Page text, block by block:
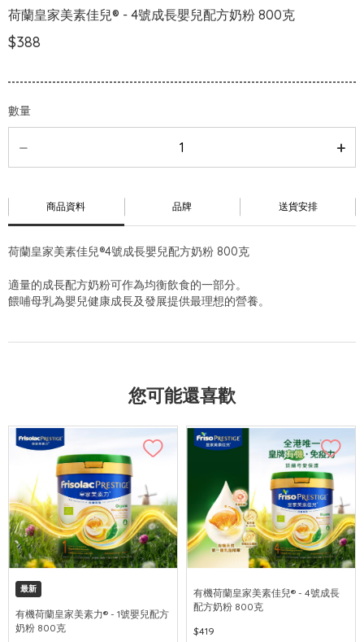
荷蘭皇家美素佳兒® - 4號成長嬰兒配方奶粉 800克
$388
數量
商品資料 品牌 送貨安排
荷蘭皇家美素佳兒®4號成長嬰兒配方奶粉 800克
適量的成長配方奶粉可作為均衡飲食的一部分。
餵哺母乳為嬰兒健康成長及發展提供最理想的營養。
您可能還喜歡
最新
有機荷蘭皇家美素力® - 1號嬰兒配方
奶粉 800克
有機荷蘭皇家美素佳兒® - 4號成長
配方奶粉 800克
$419